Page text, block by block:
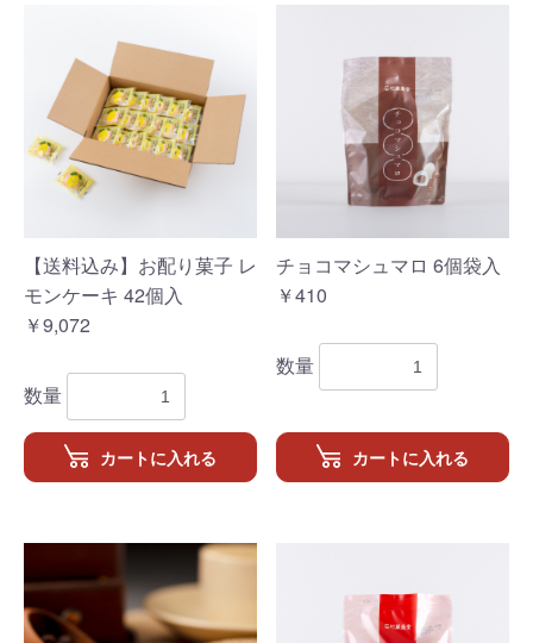
【送料込み】お配り菓子 レ
モンケーキ 42個入
￥9,072
数量
カートに入れる
チョコマシュマロ 6個袋入
￥410
数量
カートに入れる